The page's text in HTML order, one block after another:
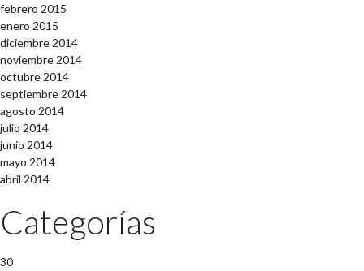
febrero 2015
enero 2015
diciembre 2014
noviembre 2014
octubre 2014
septiembre 2014
agosto 2014
julio 2014
junio 2014
mayo 2014
abril 2014
Categorías
30